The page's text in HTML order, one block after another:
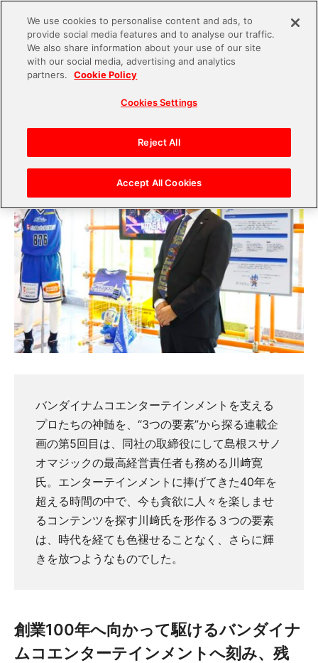
2020.02.12
ト」】川﨑寛氏をつくる“３つの〇〇”
バンダイナムコエンターテインメントを支える
プロたちの神髄を、“3つの要素”から探る連載企
画の第5回目は、同社の取締役にして島根スサノ
オマジックの最高経営責任者も務める川﨑寛
氏。エンターテインメントに捧げてきた40年を
超える時間の中で、今も貪欲に人々を楽しませ
るコンテンツを探す川﨑氏を形作る３つの要素
は、時代を経ても色褪せることなく、さらに輝
きを放つようなものでした。
創業100年へ向かって駆けるバンダイナ
ムコエンターテインメントへ刻み、残
We use cookies to personalise content and ads, to
provide social media features and to analyse our traffic.
We also share information about your use of our site
with our social media, advertising and analytics
partners.
Cookie Policy
Cookies Settings
Reject All
Accept All Cookies